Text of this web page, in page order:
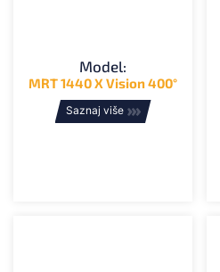
Model:
MRT 1440 X Vision 400°
Saznaj više